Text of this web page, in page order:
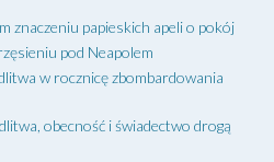
znaczeniu papieskich apeli o pokój
pod Neapolem
w rocznicę zbombardowania
obecność i świadectwo drogą